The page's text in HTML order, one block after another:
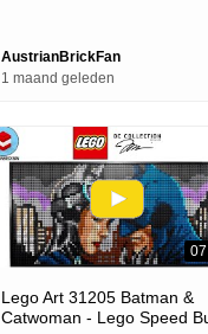
AustrianBrickFan
1 maand geleden
Lego Art 31205 Batman &
Catwoman - Lego Speed